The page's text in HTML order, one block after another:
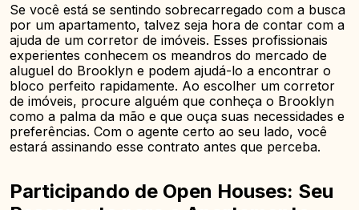
Se você está se sentindo sobrecarregado com a busca
por um apartamento, talvez seja hora de contar com a
ajuda de um corretor de imóveis. Esses profissionais
experientes conhecem os meandros do mercado de
aluguel do Brooklyn e podem ajudá-lo a encontrar o
bloco perfeito rapidamente. Ao escolher um corretor
de imóveis, procure alguém que conheça o Brooklyn
como a palma da mão e que ouça suas necessidades e
preferências. Com o agente certo ao seu lado, você
estará assinando esse contrato antes que perceba.
Participando de Open Houses: Seu